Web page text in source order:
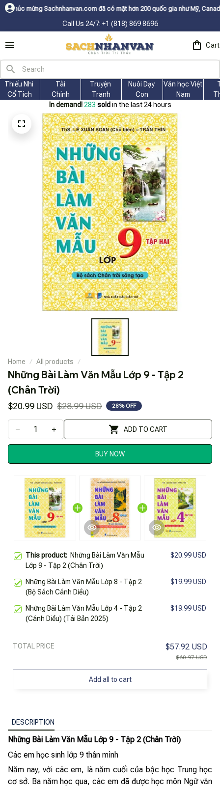
đã có mặt hơn 200 quốc gia như Mỹ, Canada, Úc, Nhật,
Call Us 24/7: +1 (818) 869 8696
Cart
Thiếu Nhi
Cổ Tích
Tài
Chính
Truyện
Tranh
Nuôi Dạy
Con
Văn học Việt
Nam
In demand! 283 sold in the last 24 hours
Home All products
Những Bài Làm Văn Mẫu Lớp 9 - Tập 2
(Chân Trời)
$20.99 USD $28.99 USD 28% OFF
ADD TO CART
BUY NOW
This product: Những Bài Làm Văn Mẫu
Lớp 9 - Tập 2 (Chân Trời)
$20.99 USD
Những Bài Làm Văn Mẫu Lớp 8 - Tập 2
(Bộ Sách Cánh Diều)
$19.99 USD
Những Bài Làm Văn Mẫu Lớp 4 - Tập 2
(Cánh Diều) (Tái Bản 2025)
$19.99 USD
TOTAL PRICE $57.92 USD
$60.97 USD
Add all to cart
DESCRIPTION
Những Bài Làm Văn Mẫu Lớp 9 - Tập 2 (Chân Trời)
Các em học sinh lớp 9 thân mình
Năm nay, với các em, là năm cuối của bậc học Trung học
cơ sở. Ba năm học qua, các em đã được học môn Ngữ văn